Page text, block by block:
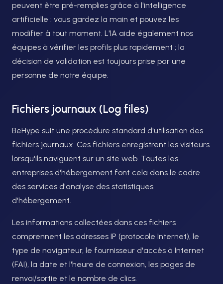
peuvent être pré-remplies grâce à l'intelligence
artificielle : vous gardez la main et pouvez les
modifier à tout moment. L'IA aide également nos
équipes à vérifier les profils plus rapidement ; la
décision de validation est toujours prise par une
personne de notre équipe.
Fichiers journaux (Log files)
BeHype suit une procédure standard d'utilisation des
fichiers journaux. Ces fichiers enregistrent les visiteurs
lorsqu'ils naviguent sur un site web. Toutes les
entreprises d'hébergement font cela dans le cadre
des services d'analyse des statistiques
d'hébergement.
Les informations collectées dans ces fichiers
comprennent les adresses IP (protocole Internet), le
type de navigateur, le fournisseur d'accès à Internet
(FAI), la date et l'heure de connexion, les pages de
renvoi/sortie et le nombre de clics.